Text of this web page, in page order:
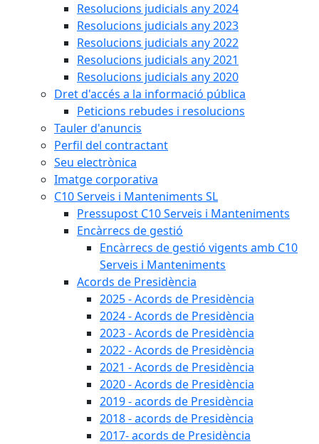
Resolucions judicials any 2024
Resolucions judicials any 2023
Resolucions judicials any 2022
Resolucions judicials any 2021
Resolucions judicials any 2020
Dret d'accés a la informació pública
Peticions rebudes i resolucions
Tauler d'anuncis
Perfil del contractant
Seu electrònica
Imatge corporativa
C10 Serveis i Manteniments SL
Pressupost C10 Serveis i Manteniments
Encàrrecs de gestió
Encàrrecs de gestió vigents amb C10
Serveis i Manteniments
Acords de Presidència
2025 - Acords de Presidència
2024 - Acords de Presidència
2023 - Acords de Presidència
2022 - Acords de Presidència
2021 - Acords de Presidència
2020 - Acords de Presidència
2019 - acords de Presidència
2018 - acords de Presidència
2017- acords de Presidència